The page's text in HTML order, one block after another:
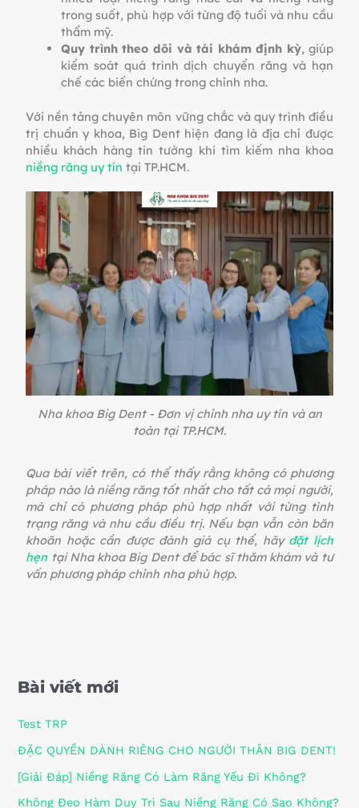
trong suốt, phù hợp với từng độ tuổi và nhu cầu
thẩm mỹ.
Quy trình theo dõi và tái khám định kỳ, giúp
kiểm soát quá trình dịch chuyển răng và hạn
chế các biến chứng trong chỉnh nha.
Với nền tảng chuyên môn vững chắc và quy trình điều
trị chuẩn y khoa, Big Dent hiện đang là địa chỉ được
nhiều khách hàng tin tưởng khi tìm kiếm nha khoa
niềng răng uy tín tại TP.HCM.
Nha khoa Big Dent - Đơn vị chỉnh nha uy tín và an
toàn tại TP.HCM.
Qua bài viết trên, có thể thấy rằng không có phương
pháp nào là niềng răng tốt nhất cho tất cả mọi người,
mà chỉ có phương pháp phù hợp nhất với từng tình
trạng răng và nhu cầu điều trị. Nếu bạn vẫn còn băn
khoăn hoặc cần được đánh giá cụ thể, hãy đặt lịch
hẹn tại Nha khoa Big Dent để bác sĩ thăm khám và tư
vấn phương pháp chỉnh nha phù hợp.
Bài viết mới
Test TRP
ĐẶC QUYỀN DÀNH RIÊNG CHO NGƯỜI THÂN BIG DENT!
[Giải Đáp] Niềng Răng Có Làm Răng Yếu Đi Không?
Không Đeo Hàm Duy Trì Sau Niềng Răng Có Sao Không?